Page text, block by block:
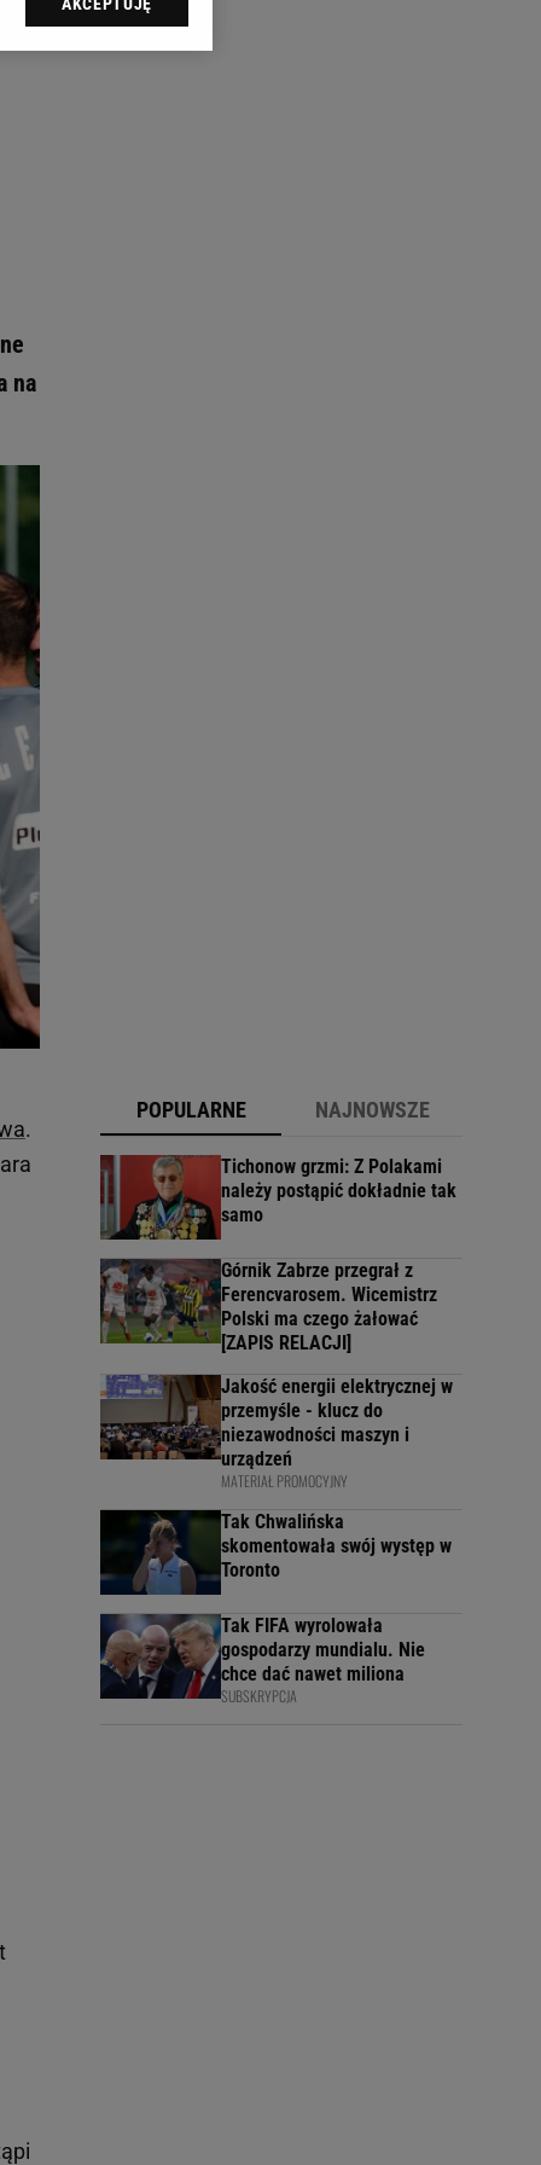
na
.
POPULARNE NAJNOWSZE
Tichonow grzmi: Z Polakami
należy postąpić dokładnie tak
samo
Górnik Zabrze przegrał z
Ferencvarosem. Wicemistrz
Polski ma czego żałować
[ZAPIS RELACJI]
Jakość energii elektrycznej w
przemyśle - klucz do
niezawodności maszyn i
urządzeń
MATERIAŁ PROMOCYJNY
Tak Chwalińska
skomentowała swój występ w
Toronto
Tak FIFA wyrolowała
gospodarzy mundialu. Nie
chce dać nawet miliona
SUBSKRYPCJA
sp. z o.o., jej
swoje preferencje
celów identyfikacji.
reklam i treści,